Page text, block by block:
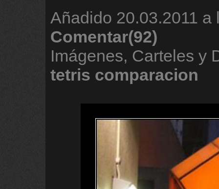
Añadido 20.03.2011 a
Comentar(92)
Imágenes, Carteles y
tetris comparacion